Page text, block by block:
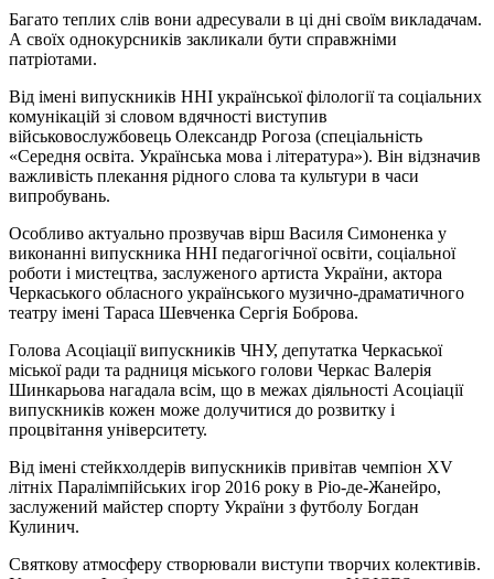
Багато теплих слів вони адресували в ці дні своїм викладачам.
А своїх однокурсників закликали бути справжніми
патріотами.
Від імені випускників ННІ української філології та соціальних
комунікацій зі словом вдячності виступив
військовослужбовець Олександр Рогоза (спеціальність
«Середня освіта. Українська мова і література»). Він відзначив
важливість плекання рідного слова та культури в часи
випробувань.
Особливо актуально прозвучав вірш Василя Симоненка у
виконанні випускника ННІ педагогічної освіти, соціальної
роботи і мистецтва, заслуженого артиста України, актора
Черкаського обласного українського музично-драматичного
театру імені Тараса Шевченка Сергія Боброва.
Голова Асоціації випускників ЧНУ, депутатка Черкаської
міської ради та радниця міського голови Черкас Валерія
Шинкарьова нагадала всім, що в межах діяльності Асоціації
випускників кожен може долучитися до розвитку і
процвітання університету.
Від імені стейкхолдерів випускників привітав чемпіон XV
літніх Паралімпійських ігор 2016 року в Ріо-де-Жанейро,
заслужений майстер спорту України з футболу Богдан
Кулинич.
Святкову атмосферу створювали виступи творчих колективів.